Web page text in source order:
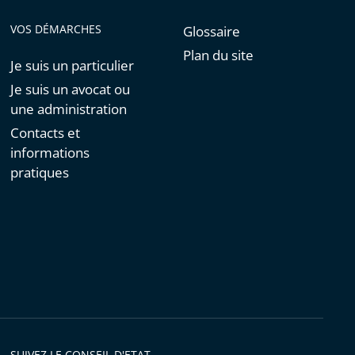
VOS DÉMARCHES
Je suis un particulier
Je suis un avocat ou
une administration
Contacts et
informations
pratiques
Glossaire
Plan du site